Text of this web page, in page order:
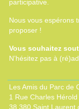
participative.
Nous vous espérons
proposer !
Vous souhaitez
N’hésitez pas à
Les Amis du Parc de
1 Rue Charles Hérold
38 380 Saint Laurent